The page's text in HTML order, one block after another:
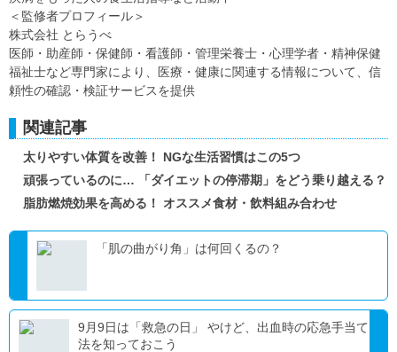
＜監修者プロフィール＞
株式会社 とらうべ
医師・助産師・保健師・看護師・管理栄養士・心理学者・精神保健
福祉士など専門家により、医療・健康に関連する情報について、信
頼性の確認・検証サービスを提供
関連記事
太りやすい体質を改善！ NGな生活習慣はこの5つ
頑張っているのに… 「ダイエットの停滞期」をどう乗り越える？
脂肪燃焼効果を高める！ オススメ食材・飲料組み合わせ
「肌の曲がり角」は何回くるの？
9月9日は「救急の日」 やけど、出血時の応急手当て
法を知っておこう